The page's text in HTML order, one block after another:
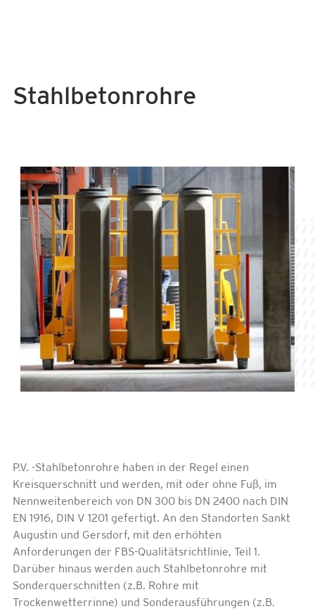
Stahlbetonrohre
P.V. -Stahlbetonrohre haben in der Regel einen
Kreisquerschnitt und werden, mit oder ohne Fuß, im
Nennweitenbereich von DN 300 bis DN 2400 nach DIN
EN 1916, DIN V 1201 gefertigt. An den Standorten Sankt
Augustin und Gersdorf, mit den erhöhten
Anforderungen der FBS-Qualitätsrichtlinie, Teil 1.
Darüber hinaus werden auch Stahlbetonrohre mit
Sonderquerschnitten (z.B. Rohre mit
Trockenwetterrinne) und Sonderausführungen (z.B.